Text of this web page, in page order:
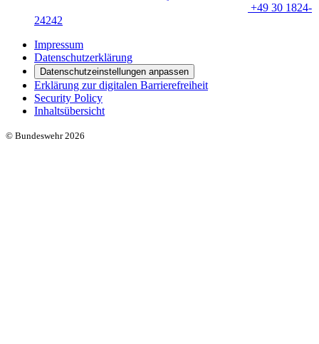
+49 30 1824-
24242
Impressum
Datenschutzerklärung
Datenschutzeinstellungen anpassen
Erklärung zur digitalen Barrierefreiheit
Security Policy
Inhaltsübersicht
© Bundeswehr 2026